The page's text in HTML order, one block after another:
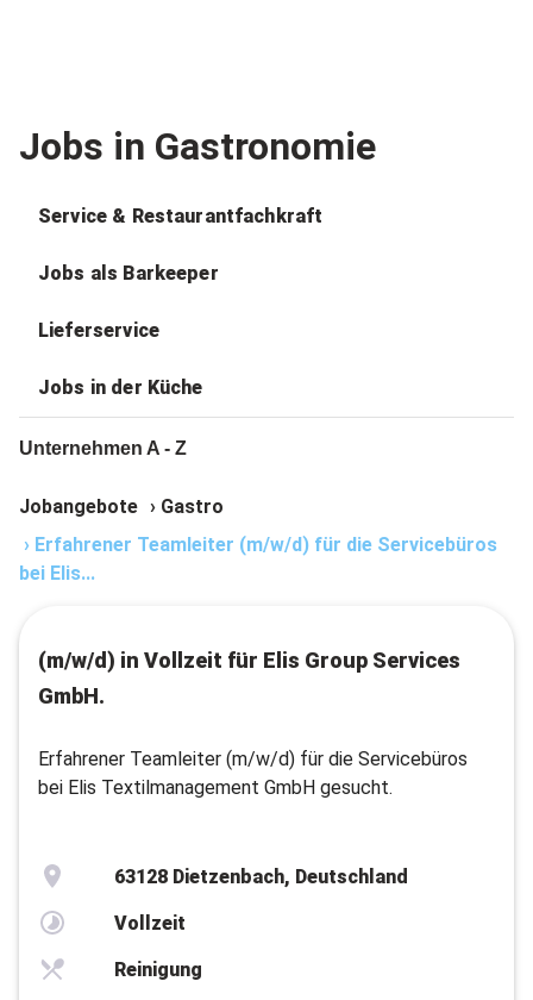
Jobs in Gastronomie
Service & Restaurantfachkraft
Jobs als Barkeeper
Lieferservice
Jobs in der Küche
Unternehmen A - Z
Jobangebote › Gastro
› Erfahrener Teamleiter (m/w/d) für die Servicebüros
bei Elis...
(m/w/d) in Vollzeit für Elis Group Services
GmbH.
Erfahrener Teamleiter (m/w/d) für die Servicebüros
bei Elis Textilmanagement GmbH gesucht.
63128 Dietzenbach, Deutschland
Vollzeit
Reinigung